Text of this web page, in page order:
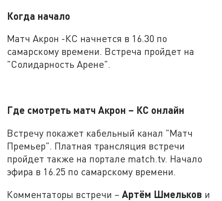
Когда начало
Матч Акрон -КС начнется в 16.30 по
самарскому времени. Встреча пройдет на
"Солидарность Арене".
Где смотреть матч Акрон – КС онлайн
Встречу покажет кабельный канал "Матч
Премьер". Платная трансляция встречи
пройдет также на портале match.tv. Начало
эфира в 16.25 по самарскому времени.
Комментаторы встречи –Артём Шмельков и